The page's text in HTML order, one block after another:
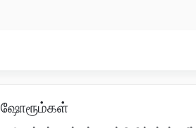
ஷோரூம்கள்